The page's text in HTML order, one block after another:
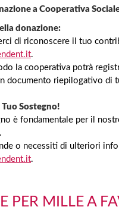
a Cooperativa
donazione:
di riconoscere il tuo
.
la cooperativa potrà
documento riepilogativo di
Sostegno!
è fondamentale per il
o necessiti di ulteriori
.
PER MILLE A